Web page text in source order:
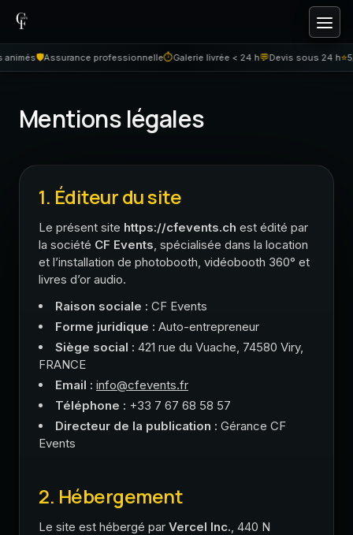
Aller au contenu
🛡️Assurance professionnelle⏱Galerie livrée < 24 h 💬Devis sous 24 h ⭐5/
Mentions légales
1. Éditeur du site
Le présent site https://cfevents.ch est édité par
la société CF Events, spécialisée dans la location
et l’installation de photobooth, vidéobooth 360° et
livres d’or audio.
Raison sociale : CF Events
Forme juridique : Auto-entrepreneur
Siège social : 421 rue du Vuache, 74580 Viry,
FRANCE
Email : info@cfevents.fr
Téléphone : +33 7 67 68 58 57
Directeur de la publication : Gérance CF
Events
2. Hébergement
Le site est hébergé par Vercel Inc., 440 N